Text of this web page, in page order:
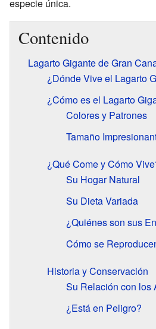
especie única.
Contenido
Lagarto Gigante de Gran
¿Dónde Vive el Lagarto
¿Cómo es el Lagarto
Colores y Patrones
Tamaño
¿Qué Come y Cómo
Su Hogar Natural
Su Dieta Variada
¿Quiénes son sus
Cómo se
Historia y Conservación
Su Relación con los
¿Está en Peligro?